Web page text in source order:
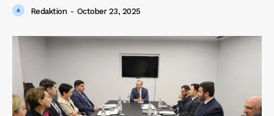
Redaktion - October 23, 2025